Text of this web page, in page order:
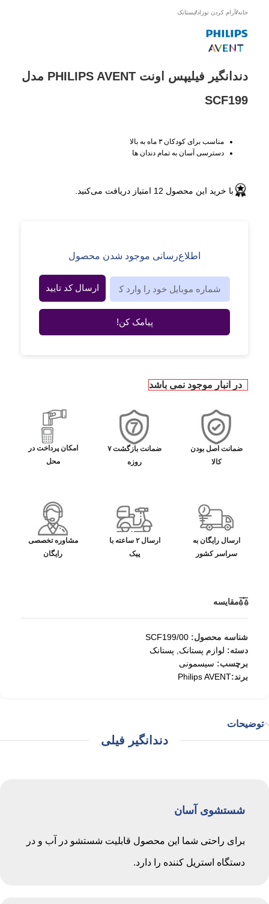
خانه/آرام کردن نوزاد/پستانک
دندانگیر فیلیپس اونت PHILIPS AVENT مدل
SCF199
مناسب برای کودکان ۳ ماه به بالا
دسترسی آسان به تمام دندان ها
با خرید این محصول 12 امتیاز دریافت می‌کنید.
اطلاع‌رسانی موجود شدن محصول
ارسال کد تایید
پیامک کن!
در انبار موجود نمی باشد
ضمانت اصل بودن
کالا
ضمانت بازگشت ۷
روزه
امکان پرداخت در
محل
ارسال رایگان به
سراسر کشور
ارسال ۲ ساعته با
پیک
مشاوره تخصصی
رایگان
مقایسه
شناسه محصول: SCF199/00
دسته: لوازم پستانک
پستانک
برچسب: سیسمونی
برند:Philips AVENT
توضیحات
دندانگیر فیلی
شستشوی آسان
برای راحتی شما این محصول قابلیت شستشو در آب و در
دستگاه استریل کننده را دارد.